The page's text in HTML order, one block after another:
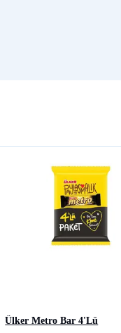
Ülker Metro Bar 4'Lü